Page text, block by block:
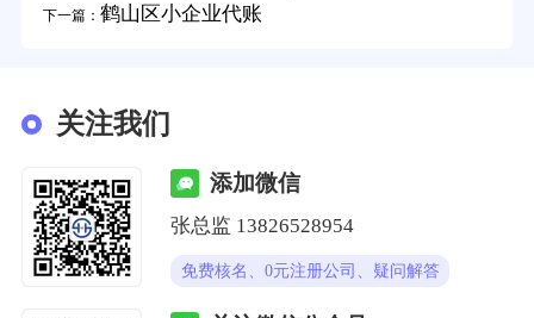
下一篇： 鹤山区小企业代账
关注我们
添加微信
张总监 13826528954
免费核名、0元注册公司、疑问解答